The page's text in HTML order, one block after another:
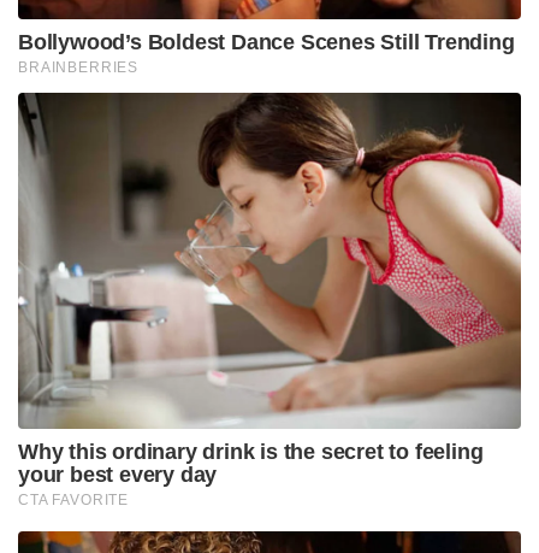
Bollywood’s Boldest Dance Scenes Still Trending
BRAINBERRIES
Why this ordinary drink is the secret to feeling
your best every day
CTA FAVORITE